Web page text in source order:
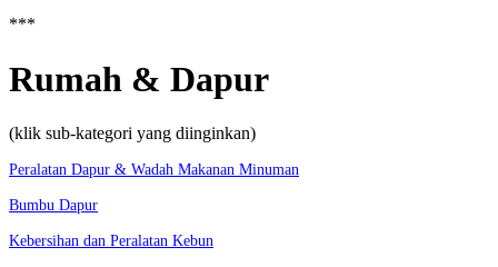
***
Rumah & Dapur
(klik sub-kategori yang diinginkan)
Peralatan Dapur & Wadah Makanan Minuman
Bumbu Dapur
Kebersihan dan Peralatan Kebun